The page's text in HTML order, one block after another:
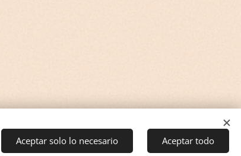
Aceptar solo lo necesario Aceptar todo